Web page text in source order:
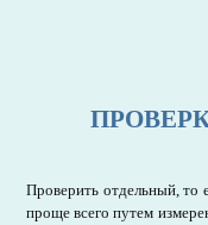
Проверить отдельный, то
проще всего путем